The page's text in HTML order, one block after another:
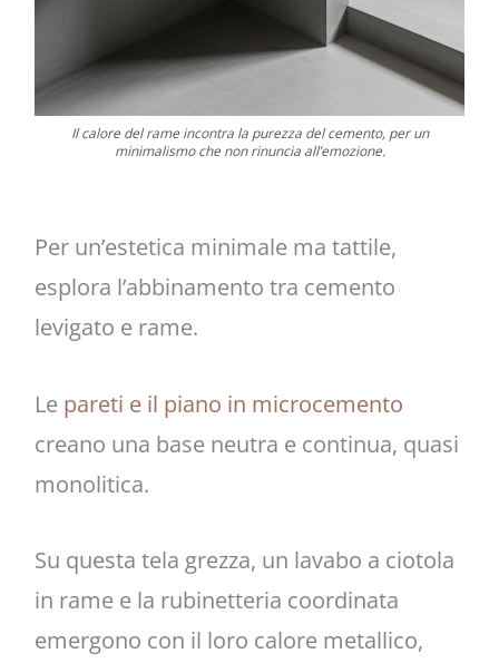
Il calore del rame incontra la purezza del cemento, per un
minimalismo che non rinuncia all’emozione.
Per un’estetica minimale ma tattile,
esplora l’abbinamento tra cemento
levigato e rame.
Le pareti e il piano in microcemento
creano una base neutra e continua, quasi
monolitica.
Su questa tela grezza, un lavabo a ciotola
in rame e la rubinetteria coordinata
emergono con il loro calore metallico,